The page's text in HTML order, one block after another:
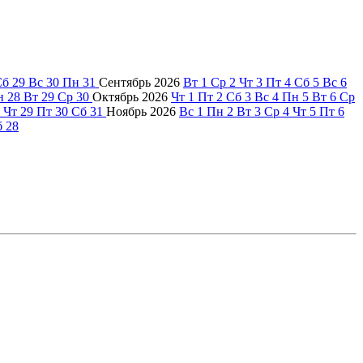
29 Вс 30 Пн 31 Сентябрь 2026 Вт 1 Ср 2 Чт 3 Пт 4 Сб 5 Вс 6
28 Вт 29 Ср 30 Октябрь 2026 Чт 1 Пт 2 Сб 3 Вс 4 Пн 5 Вт 6 Ср
Чт 29 Пт 30 Сб 31 Ноябрь 2026 Вс 1 Пн 2 Вт 3 Ср 4 Чт 5 Пт 6
28